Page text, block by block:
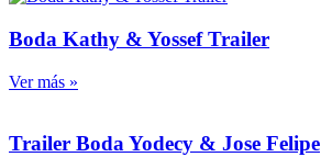
Boda Kathy & Yossef Trailer
Ver más »
Trailer Boda Yodecy & Jose Felipe